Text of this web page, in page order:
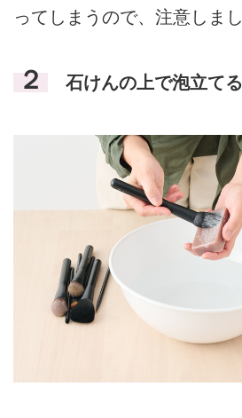
ってしまうので、注意しまし
２ 石けんの上で泡立てる